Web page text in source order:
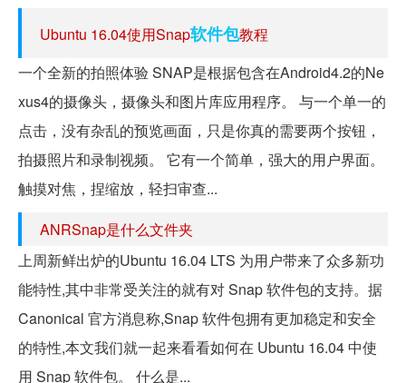
Ubuntu 16.04使用Snap软件包教程
一个全新的拍照体验 SNAP是根据包含在Android4.2的Ne
xus4的摄像头，摄像头和图片库应用程序。 与一个单一的
点击，没有杂乱的预览画面，只是你真的需要两个按钮，
拍摄照片和录制视频。 它有一个简单，强大的用户界面。
触摸对焦，捏缩放，轻扫审查...
ANRSnap是什么文件夹
上周新鲜出炉的Ubuntu 16.04 LTS 为用户带来了众多新功
能特性,其中非常受关注的就有对 Snap 软件包的支持。据
Canonical 官方消息称,Snap 软件包拥有更加稳定和安全
的特性,本文我们就一起来看看如何在 Ubuntu 16.04 中使
用 Snap 软件包。 什么是...